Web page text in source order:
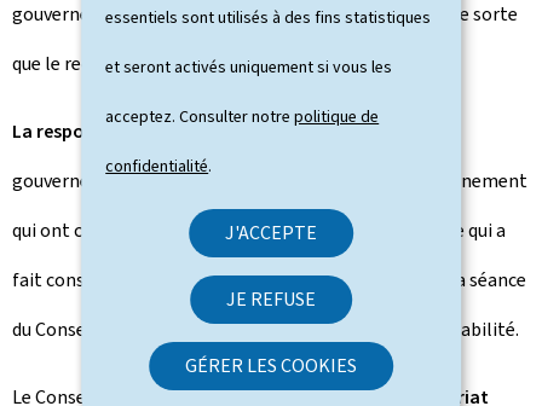
essentiels sont utilisés à des fins statistiques
et seront activés uniquement si vous les
acceptez. Consulter notrepolitique de
confidentialité.
J'ACCEPTE
JE REFUSE
GÉRER LES COOKIES
gouvernement sont prises demanière consensuelle
, de sorte
que le recours au vote est exceptionnel.
La responsabilité
de toute mesure prise en Conseil de
gouvernement incombe à tous les membres du gouvernement
qui ont concouru à cette mesure. Toutefois, le ministre qui a
fait constater son vote dissident au procès-verbal de la séance
du Conseil de gouvernement, est dégagé de sa responsabilité.
Le Conseil de gouvernement est assisté par le
secrétariat